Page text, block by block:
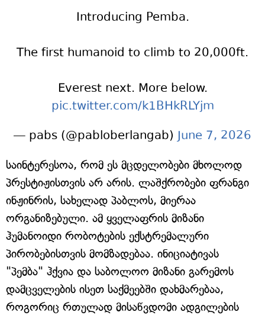
Introducing Pemba.
The first humanoid to climb to 20,000ft.
Everest next. More below.
pic.twitter.com/k1BHkRLYjm
— pabs (@pabloberlangab) June 7, 2026
საინტერესოა, რომ ეს მცდელობები მხოლოდ
პრესტიჟისთვის არ არის. ლაშქრობები ფრანგი
ინჟინრის, სახელად პაბლოს, მიერაა
ორგანიზებული. ამ ყველაფრის მიზანი
ჰუმანოიდი რობოტების ექსტრემალური
პირობებისთვის მომზადებაა. ინიციატივას
"პემბა" ჰქვია და საბოლოო მიზანი გარემოს
დამცველების ისეთ საქმეებში დახმარებაა,
როგორიც რთულად მისაწვდომი ადგილების